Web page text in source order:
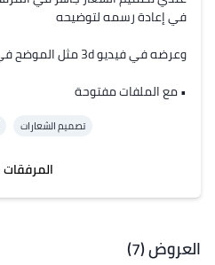
• مع الملفات مفتوحة
تصميم الشعارات
المرفقات
العروض (7)